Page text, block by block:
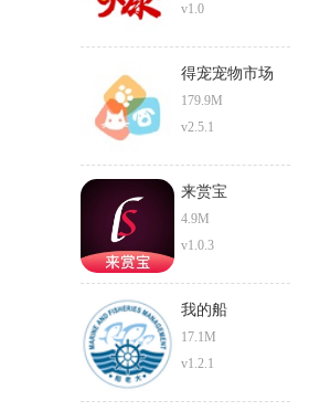
v1.0
得宠宠物市场
179.9M
v2.5.1
来赏宝
4.9M
v1.0.3
我的船
17.1M
v1.2.1